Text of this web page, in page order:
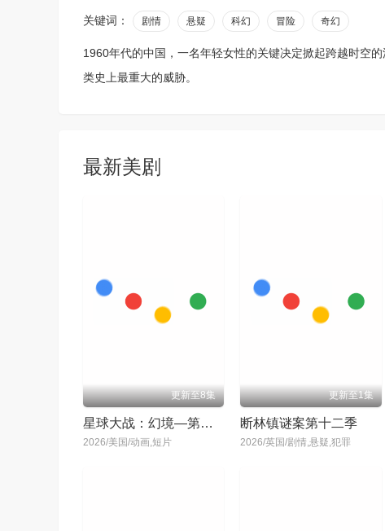
关键词： 剧情 悬疑 科幻 冒险 奇幻
1960年代的中国，一名年轻女性的关键决定掀起跨越时空
类史上最重大的威胁。
最新美剧
更新至8集
星球大战：幻境—第九个绝地武士
2026/美国/动画,短片
更新至1集
断林镇谜案第十二季
2026/英国/剧情,悬疑,犯罪